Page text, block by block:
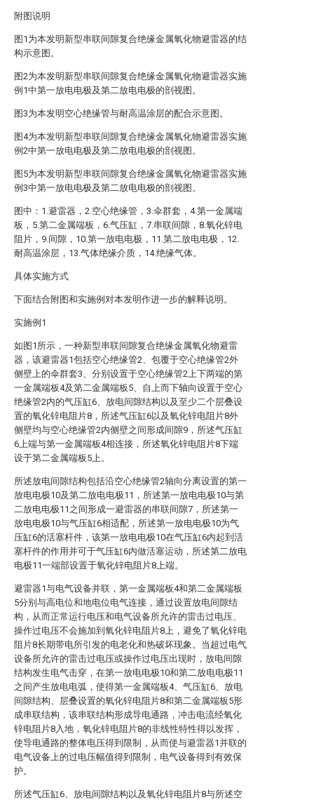
附图说明
图1为本发明新型串联间隙复合绝缘金属氧化物避雷器的结
构示意图。
图2为本发明新型串联间隙复合绝缘金属氧化物避雷器实施
例1中第一放电电极及第二放电电极的剖视图。
图3为本发明空心绝缘管与耐高温涂层的配合示意图。
图4为本发明新型串联间隙复合绝缘金属氧化物避雷器实施
例2中第一放电电极及第二放电电极的剖视图。
图5为本发明新型串联间隙复合绝缘金属氧化物避雷器实施
例3中第一放电电极及第二放电电极的剖视图。
图中：1.避雷器，2.空心绝缘管，3.伞群套，4.第一金属端
板，5.第二金属端板，6.气压缸，7.串联间隙，8.氧化锌电
阻片，9.间隙，10.第一放电电极，11.第二放电电极，12.
耐高温涂层，13.气体绝缘介质，14.绝缘气体。
具体实施方式
下面结合附图和实施例对本发明作进一步的解释说明。
实施例1
如图1所示，一种新型串联间隙复合绝缘金属氧化物避雷
器，该避雷器1包括空心绝缘管2、包覆于空心绝缘管2外
侧壁上的伞群套3、分别设置于空心绝缘管2上下两端的第
一金属端板4及第二金属端板5、自上而下轴向设置于空心
绝缘管2内的气压缸6、放电间隙结构以及至少二个层叠设
置的氧化锌电阻片8，所述气压缸6以及氧化锌电阻片8外
侧壁均与空心绝缘管2内侧壁之间形成间隙9，所述气压缸
6上端与第一金属端板4相连接，所述氧化锌电阻片8下端
设于第二金属端板5上。
所述放电间隙结构包括沿空心绝缘管2轴向分离设置的第一
放电电极10及第二放电电极11，所述第一放电电极10与第
二放电电极11之间形成一避雷器的串联间隙7，所述第一
放电电极10与气压缸6相适配，所述第一放电电极10为气
压缸6的活塞杆件，该第一放电电极10在气压缸6内起到活
塞杆件的作用并可于气压缸6内做活塞运动，所述第二放电
电极11一端部设置于氧化锌电阻片8上端。
避雷器1与电气设备并联，第一金属端板4和第二金属端板
5分别与高电位和地电位电气连接，通过设置放电间隙结
构，从而正常运行电压和电气设备所允许的雷击过电压、
操作过电压不会施加到氧化锌电阻片8上，避免了氧化锌电
阻片8长期带电所引发的电老化和热破坏现象。当超过电气
设备所允许的雷击过电压或操作过电压出现时，放电间隙
结构发生电气击穿，在第一放电电极10和第二放电电极11
之间产生放电电弧，使得第一金属端板4、气压缸6、放电
间隙结构、层叠设置的氧化锌电阻片8和第二金属端板5形
成串联结构，该串联结构形成导电通路，冲击电流经氧化
锌电阻片8入地，氧化锌电阻片8的非线性特性得以发挥，
使导电通路的整体电压得到限制，从而使与避雷器1并联的
电气设备上的过电压幅值得到限制，电气设备得到有效保
护。
所述气压缸6、放电间隙结构以及氧化锌电阻片8与所述空